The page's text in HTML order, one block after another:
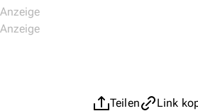
Teilen
Link